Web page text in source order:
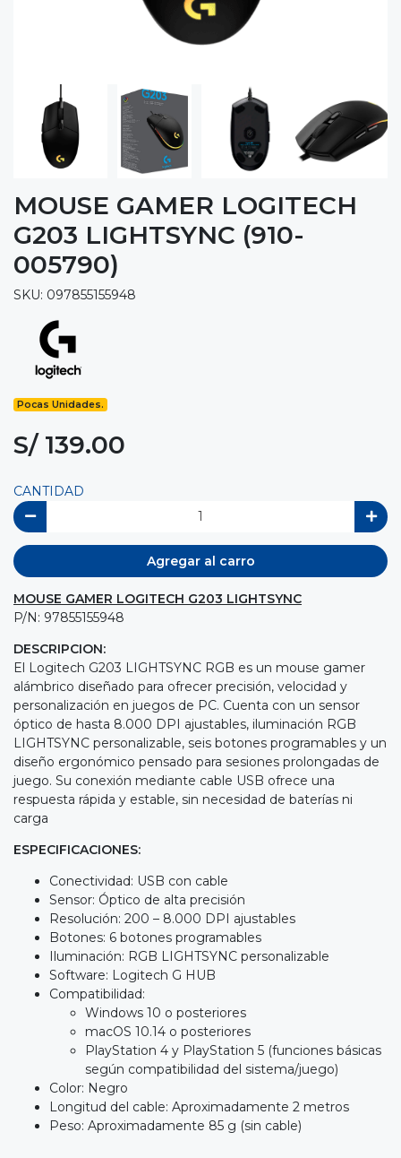
MOUSE GAMER LOGITECH
G203 LIGHTSYNC (910-
005790)
SKU: 097855155948
Pocas Unidades.
S/ 139.00
CANTIDAD
Agregar al carro
MOUSE GAMER LOGITECH G203 LIGHTSYNC
P/N: 97855155948
DESCRIPCION:
El Logitech G203 LIGHTSYNC RGB es un mouse gamer
alámbrico diseñado para ofrecer precisión, velocidad y
personalización en juegos de PC. Cuenta con un sensor
óptico de hasta 8.000 DPI ajustables, iluminación RGB
LIGHTSYNC personalizable, seis botones programables y un
diseño ergonómico pensado para sesiones prolongadas de
juego. Su conexión mediante cable USB ofrece una
respuesta rápida y estable, sin necesidad de baterías ni
carga
ESPECIFICACIONES:
Conectividad: USB con cable
Sensor: Óptico de alta precisión
Resolución: 200 – 8.000 DPI ajustables
Botones: 6 botones programables
Iluminación: RGB LIGHTSYNC personalizable
Software: Logitech G HUB
Compatibilidad:
Windows 10 o posteriores
macOS 10.14 o posteriores
PlayStation 4 y PlayStation 5 (funciones básicas
según compatibilidad del sistema/juego)
Color: Negro
Longitud del cable: Aproximadamente 2 metros
Peso: Aproximadamente 85 g (sin cable)